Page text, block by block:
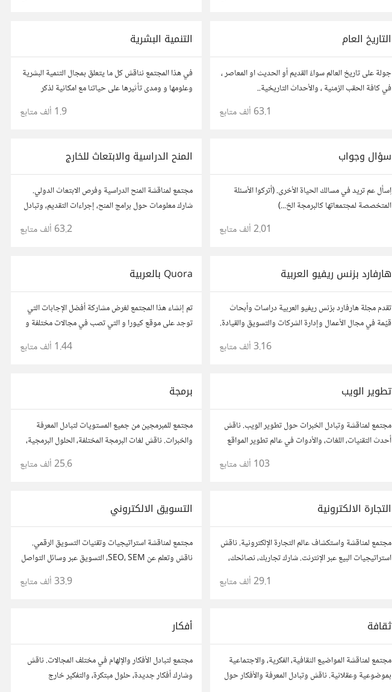
التاريخ العام
جولة على تاريخ العالم سواءً القديم أو الحديث او المعاصر ،
في كافة الحقب الزمنية ، والأحداث التاريخية..
63.1 ألف متابع
التنمية البشرية
في هذا المجتمع نناقش كل ما يتعلق بمجال التنمية البشرية
وعلومها و ومدى تأثيرها على حياتنا مع امكانية لذكر
تجربتك وخبرتك فى هذا المجال ووضع مقالات وروابط
وفيديوهات مفيدة تعمل على التحفيز والنجاح والتقدم
1.9 ألف متابع
سؤال وجواب
اِسأل عم تريد في مسالك الحياة الأخرى. (أتركوا الأسئلة
المتخصصة لمجتمعاتها كالبرمجة الخ...)
2.01 ألف متابع
المنح الدراسية والابتعاث للخارج
مجتمع لمناقشة المنح الدراسية وفرص الابتعاث الدولي.
شارك معلومات حول برامج المنح، إجراءات التقديم، وتبادل
نصائح حول الدراسة في الخارج. استفد من تجارب الآخرين
63.2 ألف متابع
هارفارد بزنس ريفيو العربية
تقدم مجلة هارفارد بزنس ريفيو العربية دراسات وأبحاث
قيّمة في مجال الأعمال وإدارة الشركات والتسويق والقيادة.
3.16 ألف متابع
Quora بالعربية
تم إنشاء هذا المجتمع لغرض مشاركة أفضل الإجابات التي
توجد على موقع كيورا و التي تصب في مجالات مختلفة و
متنوعة و نهدف من خلاله إلى تعميم الفائدة و تسهيل
1.44 ألف متابع
تطوير الويب
مجتمع لمناقشة وتبادل الخبرات حول تطوير الويب. ناقش
أحدث التقنيات، اللغات، والأدوات في عالم تطوير المواقع
والتطبيقات. شارك مشاريعك، اسأل عن نصائح، وتعاون مع
103 ألف متابع
برمجة
مجتمع للمبرمجين من جميع المستويات لتبادل المعرفة
والخبرات. ناقش لغات البرمجة المختلفة، الحلول البرمجية،
25.6 ألف متابع
التجارة الالكترونية
مجتمع لمناقشة واستكشاف عالم التجارة الإلكترونية. ناقش
استراتيجيات البيع عبر الإنترنت. شارك تجاربك، نصائحك،
وأسئلتك، وتواصل مع محترفين في هذا المجال.
29.1 ألف متابع
التسويق الالكتروني
مجتمع لمناقشة استراتيجيات وتقنيات التسويق الرقمي.
ناقش وتعلم عن SEO، SEM، التسويق عبر وسائل التواصل
الاجتماعي، وتحليل البيانات. شارك تجاربك، نصائحك،
وأسئلتك، وتواصل مع متخصصين في هذا المجال.
33.9 ألف متابع
ثقافة
مجتمع لمناقشة المواضيع الثقافية، الفكرية، والاجتماعية
بموضوعية وعقلانية. ناقش وتبادل المعرفة والأفكار حول
أفكار
مجتمع لتبادل الأفكار والإلهام في مختلف المجالات. ناقش
وشارك أفكار جديدة، حلول مبتكرة، والتفكير خارج